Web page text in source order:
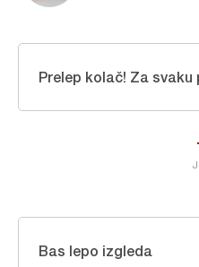
Prelep kolač! Za svaku
Bas lepo izgleda